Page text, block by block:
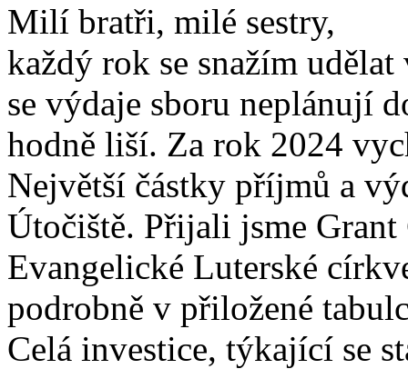
Milí bratři, milé sestry,
každý rok se snažím
se výdaje sboru neplánují
hodně liší. Za rok 2024
Největší částky příjmů a
Útočiště. Přijali jsme
Evangelické Luterské
podrobně v přiložené
Celá investice, týkající se